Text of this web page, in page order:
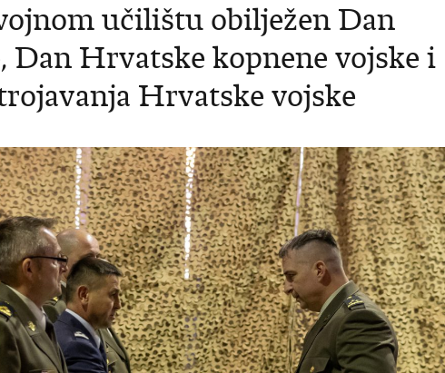
učilištu obilježen Dan
Dan Hrvatske kopnene vojske i
Hrvatske vojske